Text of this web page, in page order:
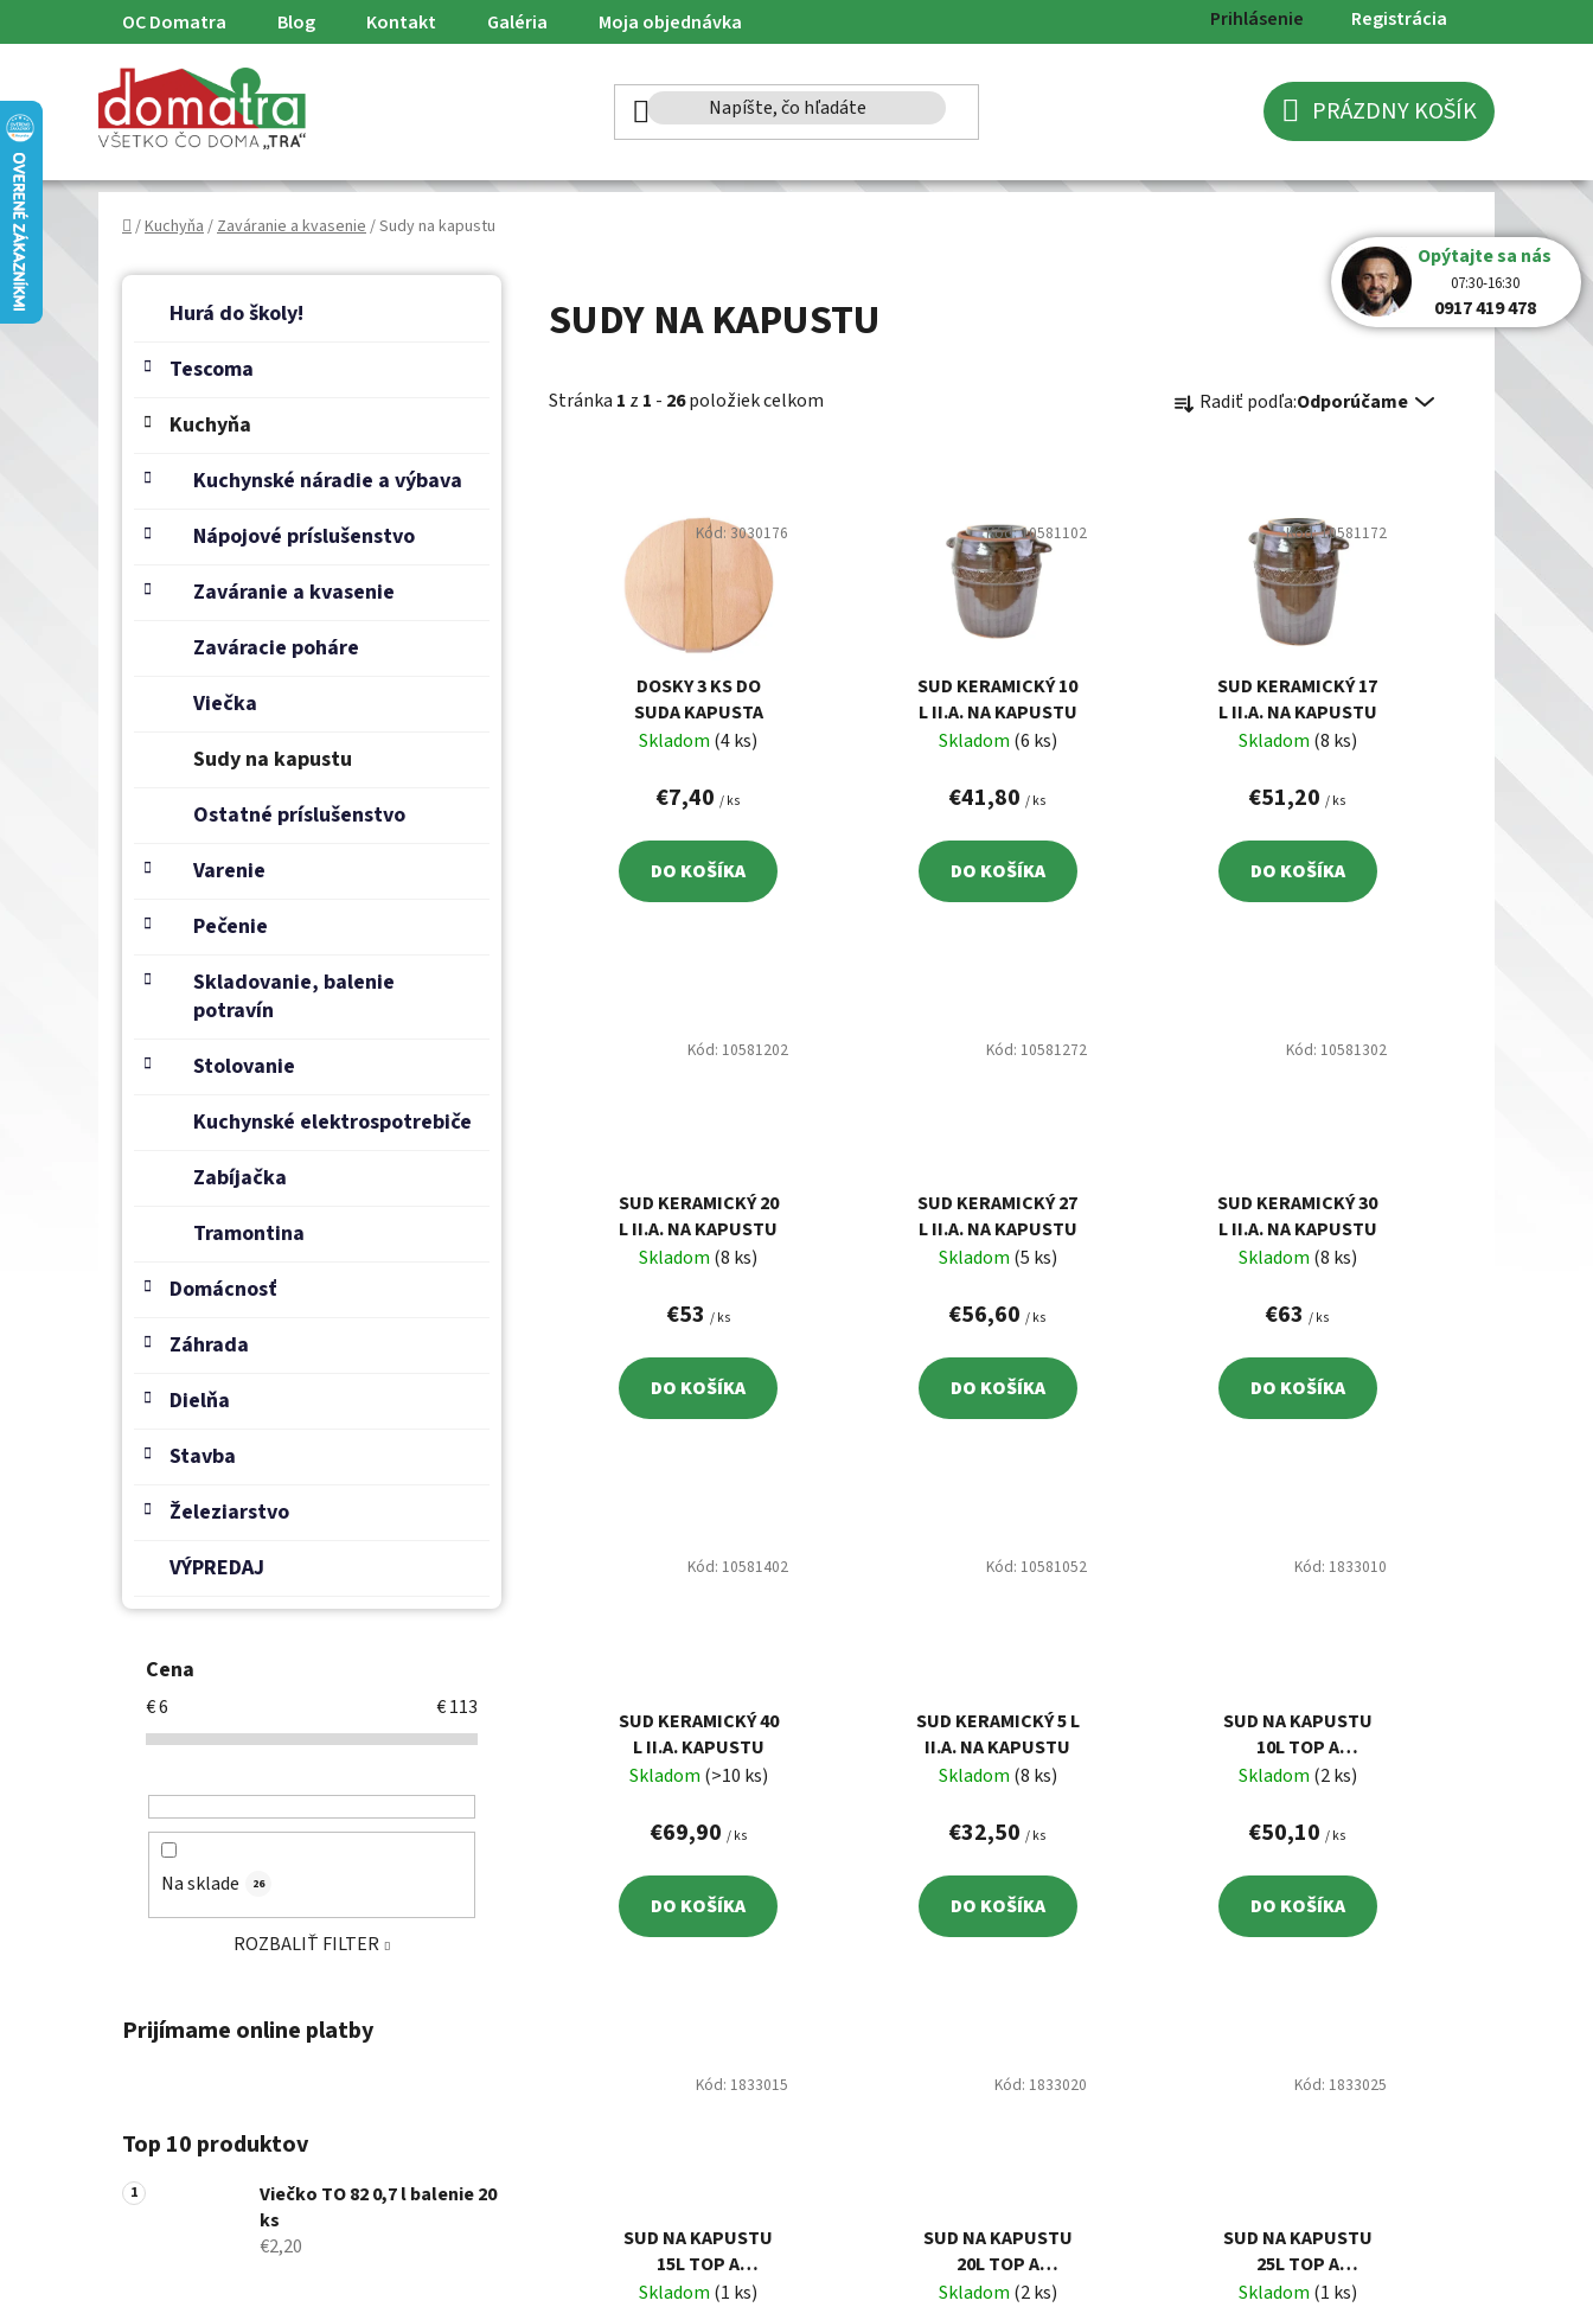
na
OC Domatra Blog Kontakt Galéria Moja objednávka Prihlásenie Registrácia
NÁKUPNÝ
KOŠÍK
PRÁZDNY KOŠÍK
Domov
/Kuchyňa/Zaváranie a kvasenie/Sudy na kapustu
B
Preskočiť
kategórie
K
Hurá do školy!
Tescoma
Kuchyňa
Kuchynské náradie a výbava
Nápojové príslušenstvo
Zaváranie a kvasenie
Zaváracie poháre
Viečka
Sudy na kapustu
Ostatné príslušenstvo
Varenie
Pečenie
Skladovanie, balenie
potravín
Stolovanie
Kuchynské elektrospotrebiče
Zabíjačka
Tramontina
Domácnosť
Záhrada
Dielňa
Stavba
Železiarstvo
VÝPREDAJ
Cena
€6 €113
Na sklade 26
ROZBALIŤ FILTER
Prijímame online platby
Top 10 produktov
Viečko TO 82 0,7 l balenie 20
ks
€2,20
SUDY NA KAPUSTU
Stránka 1 z 1 - 26položiek celkom a Radiť podľa:Odporúčame
DOSKY 3 KS DO
SUDA KAPUSTA
Skladom (4 ks)
€7,40/ ks
DO KOŠÍKA
Kód: 3030176
SUD KERAMICKÝ 10
L II.A. NA KAPUSTU
Skladom (6 ks)
€41,80/ ks
DO KOŠÍKA
Kód:10581102
SUD KERAMICKÝ 17
L II.A. NA KAPUSTU
Skladom (8 ks)
€51,20/ ks
DO KOŠÍKA
Kód:10581172
SUD KERAMICKÝ 20
L II.A. NA KAPUSTU
Skladom (8 ks)
€53 / ks
DO KOŠÍKA
Kód: 10581202
SUD KERAMICKÝ 27
L II.A. NA KAPUSTU
Skladom (5 ks)
€56,60/ ks
DO KOŠÍKA
Kód: 10581272
SUD KERAMICKÝ 30
L II.A. NA KAPUSTU
Skladom (8 ks)
€63/ ks
DO KOŠÍKA
Kód: 10581302
SUD KERAMICKÝ 40
L II.A. KAPUSTU
Skladom (>10 ks)
€69,90 / ks
DO KOŠÍKA
Kód: 10581402
SUD KERAMICKÝ 5 L
II.A. NA KAPUSTU
Skladom (8 ks)
€32,50/ ks
DO KOŠÍKA
Kód: 10581052
SUD NA KAPUSTU
10L TOP A
KERAMICKÝ
Skladom (2 ks)
€50,10/ ks
DO KOŠÍKA
Kód: 1833010
SUD NA KAPUSTU
15L TOP A
KERAMICKÝ
Skladom (1 ks)
Kód: 1833015
SUD NA KAPUSTU
20L TOP A
KERAMICKÝ
Skladom (2 ks)
Kód: 1833020
SUD NA KAPUSTU
25L TOP A
KERAMICKÝ
Skladom (1 ks)
Kód: 1833025
Opýtajte sa nás
07:30-16:30
0917 419 478